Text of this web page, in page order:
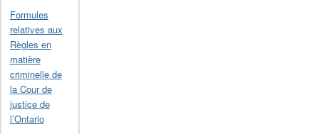
Formules
relatives aux
Règles en
matière
criminelle de
la Cour de
justice de
l’Ontario